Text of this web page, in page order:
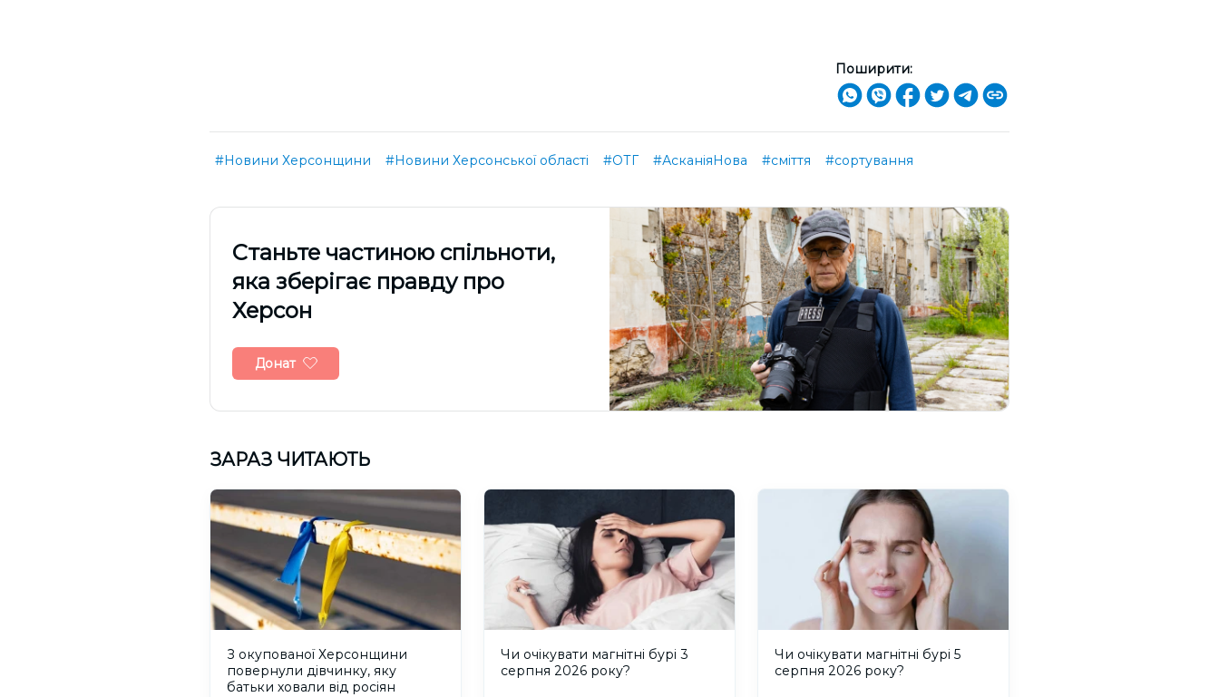
Поширити:
#Новини Херсонщини #Новини Херсонської області #ОТГ #АсканіяНова #сміття #сортування
Cтаньте частиною спільноти,
яка зберігає правду про
Херсон
Донат
ЗАРАЗ ЧИТАЮТЬ
З окупованої Херсонщини
повернули дівчинку, яку
батьки ховали від росіян
Чи очікувати магнітні бурі 3
серпня 2026 року?
Чи очікувати магнітні бурі 5
серпня 2026 року?